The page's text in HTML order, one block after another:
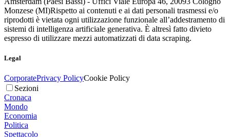
Monzese (MI)Rispetto ai contenuti e ai dati personali trasmessi e/o
riprodotti è vietata ogni utilizzazione funzionale all’addestramento di
sistemi di intelligenza artificiale generativa. È altresì fatto divieto
espresso di utilizzare mezzi automatizzati di data scraping.
Legal
CorporatePrivacy PolicyCookie Policy
Sezioni
Cronaca
Mondo
Economia
Politica
Spettacolo